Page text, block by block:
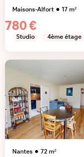
Maisons-Alfort 17m²
780 €
Studio 4ème étage
Nantes 72m²